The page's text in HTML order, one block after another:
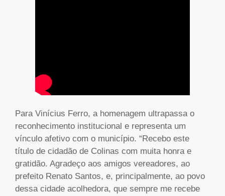
Para Vinícius Ferro, a homenagem ultrapassa o
reconhecimento institucional e representa um
vínculo afetivo com o município. “Recebo este
título de cidadão de Colinas com muita honra e
gratidão. Agradeço aos amigos vereadores, ao
prefeito Renato Santos, e, principalmente, ao povo
dessa cidade acolhedora, que sempre me recebe